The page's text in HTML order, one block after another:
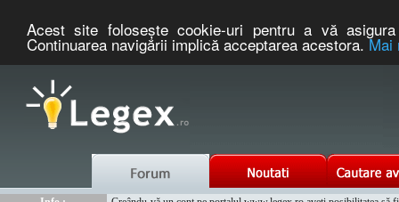
Acest site foloseşte cookie-uri pentru a vă
Continuarea navigării implică acceptarea acestora.Mai